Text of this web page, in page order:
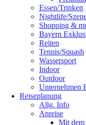
Essen/Trinken
Nightlife/
Shopping &
Bayern
Reiten
Tennis/Squash
Wassersport
Indoor
Outdoor
Unternehmen
Reiseplanung
Allg. Info
Anreise
Mit